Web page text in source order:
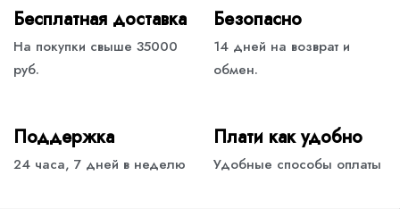
Бесплатная доставка
На покупки свыше 35000
руб.
Безопасно
14 дней на возврат и
обмен.
Поддержка
24 часа, 7 дней в неделю
Плати как удобно
Удобные способы оплаты